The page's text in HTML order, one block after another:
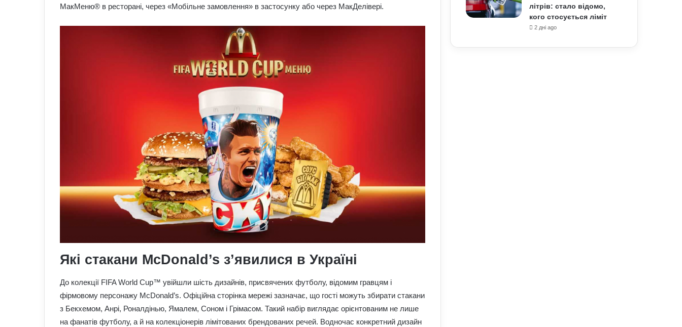
МакМеню® в ресторані, через «Мобільне замовлення» в застосунку або через МакДелівері.
Які стакани McDonald’s з’явилися в Україні
До колекції FIFA World Cup™ увійшли шість дизайнів, присвячених футболу, відомим гравцям і
фірмовому персонажу McDonald’s. Офіційна сторінка мережі зазначає, що гості можуть збирати стакани
з Бекхемом, Анрі, Роналдінью, Ямалем, Соном і Грімасом. Такий набір виглядає орієнтованим не лише
на фанатів футболу, а й на колекціонерів лімітованих брендованих речей. Водночас конкретний дизайн
літрів: стало відомо,
кого стосується ліміт
2 дні ago